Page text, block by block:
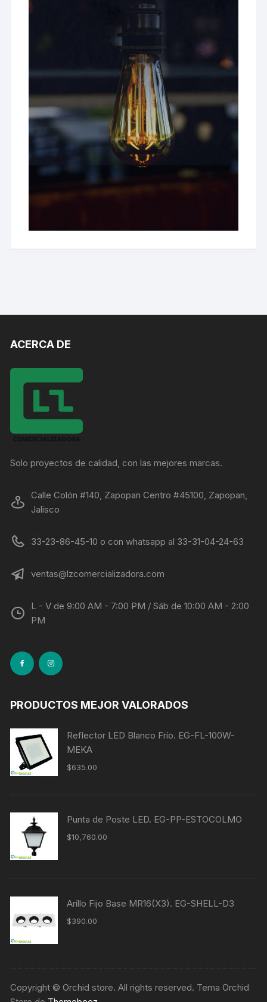
ACERCA DE
Solo proyectos de calidad, con las mejores marcas.
Calle Colón #140, Zapopan Centro #45100, Zapopan,
Jalisco
33-23-86-45-10 o con whatsapp al 33-31-04-24-63
ventas@lzcomercializadora.com
L - V de 9:00 AM - 7:00 PM / Sáb de 10:00 AM - 2:00
PM
PRODUCTOS MEJOR VALORADOS
Reflector LED Blanco Frío. EG-FL-100W-
MEKA
$635.00
Punta de Poste LED. EG-PP-ESTOCOLMO
$10,760.00
Arillo Fijo Base MR16(X3). EG-SHELL-D3
$390.00
Copyright © Orchid store. All rights reserved. Tema Orchid